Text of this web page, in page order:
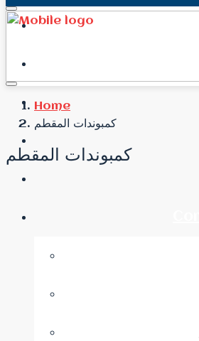
Home
كمبوندات المقطم
كمبوندات المقطم